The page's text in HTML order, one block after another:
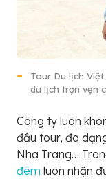
Tour Du lịch
du lịch trọn vẹn
Công ty luôn
đầu tour, đa
Nha Trang…
đêm luôn nhận